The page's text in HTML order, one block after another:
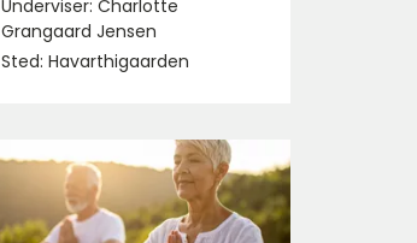
Underviser: Charlotte
Grangaard Jensen
Sted: Havarthigaarden